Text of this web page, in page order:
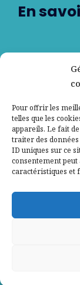
Pour offrir les
telles que les
appareils. Le fait
traiter des
ID uniques sur ce
consentement
caractéristiques et
En
Mentions